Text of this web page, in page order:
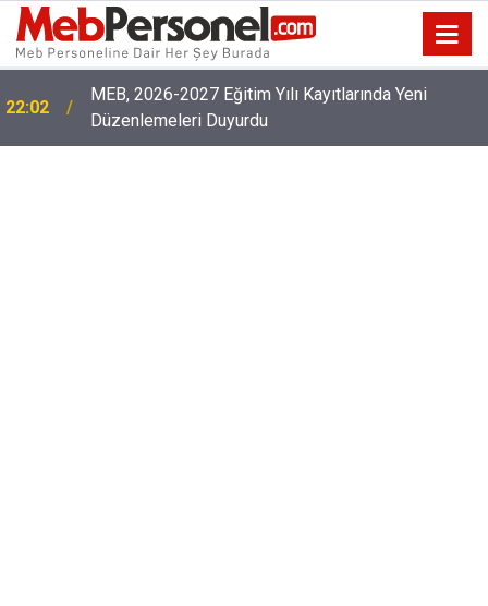
21:32
Öğretmenler İl Emri Bekliyor, İl Emri Ataması
Yapılacak Mı?